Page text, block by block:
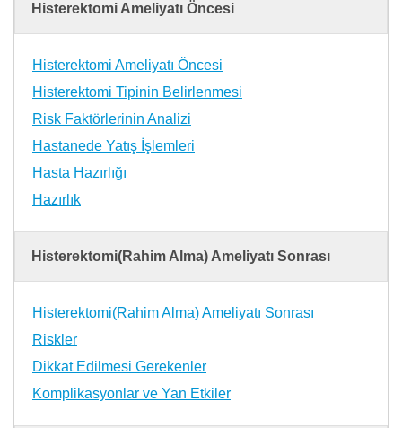
Histerektomi Ameliyatı Öncesi
Histerektomi Ameliyatı Öncesi
Histerektomi Tipinin Belirlenmesi
Risk Faktörlerinin Analizi
Hastanede Yatış İşlemleri
Hasta Hazırlığı
Hazırlık
Histerektomi(Rahim Alma) Ameliyatı Sonrası
Histerektomi(Rahim Alma) Ameliyatı Sonrası
Riskler
Dikkat Edilmesi Gerekenler
Komplikasyonlar ve Yan Etkiler